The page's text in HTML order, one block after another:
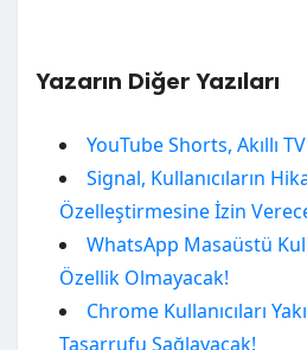
Yazarın Diğer Yazıları
YouTube Shorts, Akıllı
Signal, Kullanıcıların
Özelleştirmesine İzin
WhatsApp Masaüstü
Özellik Olmayacak!
Chrome Kullanıcıları
Tasarrufu Sağlayacak!